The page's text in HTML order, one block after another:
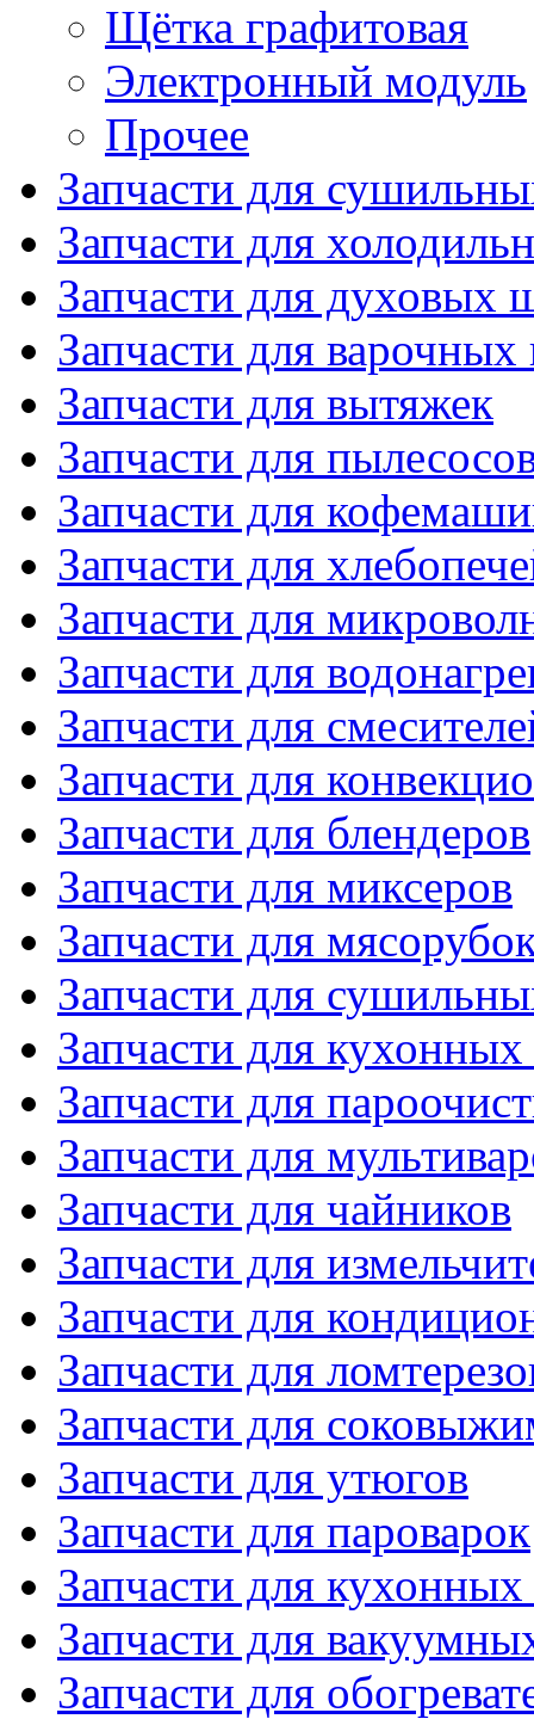
Щётка графитовая
Электронный модуль
Прочее
Запчасти для
Запчасти для
Запчасти для духовых
Запчасти для варочных
Запчасти для вытяжек
Запчасти для
Запчасти для
Запчасти для
Запчасти для
Запчасти для
Запчасти для
Запчасти для
Запчасти для блендеров
Запчасти для миксеров
Запчасти для
Запчасти для
Запчасти для
Запчасти для
Запчасти для
Запчасти для чайников
Запчасти для
Запчасти для
Запчасти для
Запчасти для
Запчасти для утюгов
Запчасти для пароварок
Запчасти для
Запчасти для
Запчасти для